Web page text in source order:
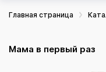
Главная страница
Мама в первый раз